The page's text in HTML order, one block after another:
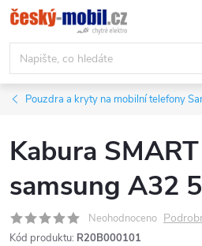
Přejít
na
obsah
Pouzdra a kryty na mobilní telefony
Kabura
samsung A32
Neohodnoceno
Kód produktu: R20B000101